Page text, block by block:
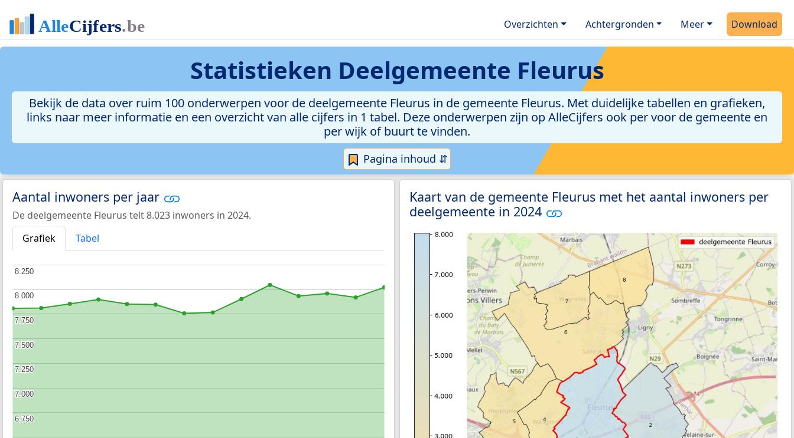
Overzichten Achtergronden Meer Download
Statistieken Deelgemeente Fleurus
Bekijk de data over ruim 100 onderwerpen voor de deelgemeente Fleurus in de gemeente Fleurus. Met duidelijke tabellen en grafieken,
links naar meer informatie en een overzicht van alle cijfers in 1 tabel. Deze onderwerpen zijn op AlleCijfers ook per voor de gemeente en
per wijk of buurt te vinden.
Pagina inhoud ⇵
Aantal inwoners per jaar
De deelgemeente Fleurus telt 8.023 inwoners in 2024.
Grafiek
Tabel
6.750
6.750
7.000
7.000
7.250
7.250
7.500
7.500
7.750
7.750
8.000
8.000
8.250
8.250
Kaart van de gemeente Fleurus met het aantal inwoners per
deelgemeente in 2024